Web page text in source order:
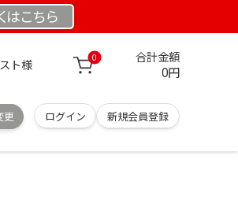
はこちら
ト様 0 合計金額
0円
更 ログイン 新規会員登録